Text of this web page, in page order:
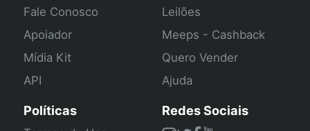
Fale Conosco
Apoiador
Mídia Kit
API
Leilões
Meeps - Cashback
Quero Vender
Ajuda
Políticas Redes Sociais